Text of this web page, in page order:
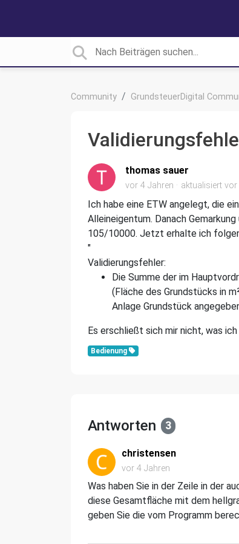
Community GrundsteuerDigital
thomas sauer
vor 4 Jahren aktualisiert vor
Ich habe eine ETW angelegt, die
Alleineigentum. Danach
105/10000. Jetzt erhalte ich
"
Validierungsfehler:
Die Summe der im
(Fläche des Grundstücks in
Anlage Grundstück
Es erschließt sich mir nicht, was
Bedienung
Antworten 3
christensen
vor 4 Jahren
Was haben Sie in der Zeile in der
diese Gesamtfläche mit dem
geben Sie die vom Programm